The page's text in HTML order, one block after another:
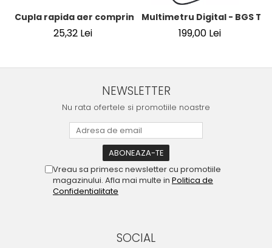
Cupla rapida aer comprimat cu racord furtun 8 mm (5/
25,32 Lei
Multimetru Digital - BGS
199,00 Lei
NEWSLETTER
Nu rata ofertele si promotiile noastre
Vreau sa primesc newsletter cu promotiile
magazinului. Afla mai multe in Politica de
Confidentialitate
SOCIAL